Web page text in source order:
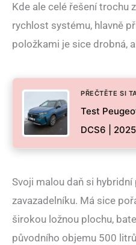
Kde ale celé řešení trochu
rychlost systému, hlavně
položkami je sice drobná,
PŘEČTĚTE SI
Test
DCS6 | 2025
Svoji malou daň si hybridní
zavazadelníku. Má sice
širokou ložnou plochu,
původního objemu 500